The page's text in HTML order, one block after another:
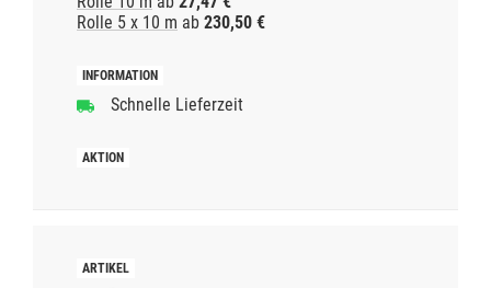
Rolle 5 x 10 m ab 230,50 €
Schnelle Lieferzeit